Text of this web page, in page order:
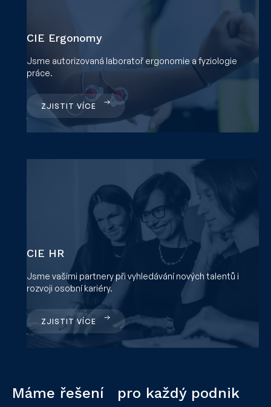
CIE Ergonomy
Jsme autorizovaná laboratoř ergonomie a fyziologie
práce.
ZJISTIT VÍCE
CIE HR
Jsme vašimi partnery při vyhledávání nových talentů i
rozvoji osobní kariéry.
ZJISTIT VÍCE
Máme řešení pro každý podnik